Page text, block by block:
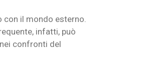
il mondo esterno.
infatti, può
confronti del